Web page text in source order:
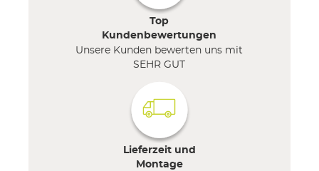
Top
Kundenbewertungen
Unsere Kunden bewerten uns mit
SEHR GUT
Lieferzeit und
Montage